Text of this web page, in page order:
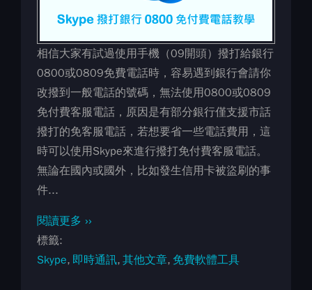
相信大家有試過使用手機（09開頭）撥打給銀行
0800或0809免費電話時，容易遇到銀行會請你
改撥到一般電話的號碼，無法使用0800或0809
免付費客服電話，原因是有部分銀行僅支援市話
撥打的免客服電話，若想要省一些電話費用，這
時可以使用Skype來進行撥打免付費客服電話。
無論在國內或國外，比如發生信用卡被盜刷的事
件...
閱讀更多 ››
標籤
Skype 即時通訊 其他文章 免費軟體工具